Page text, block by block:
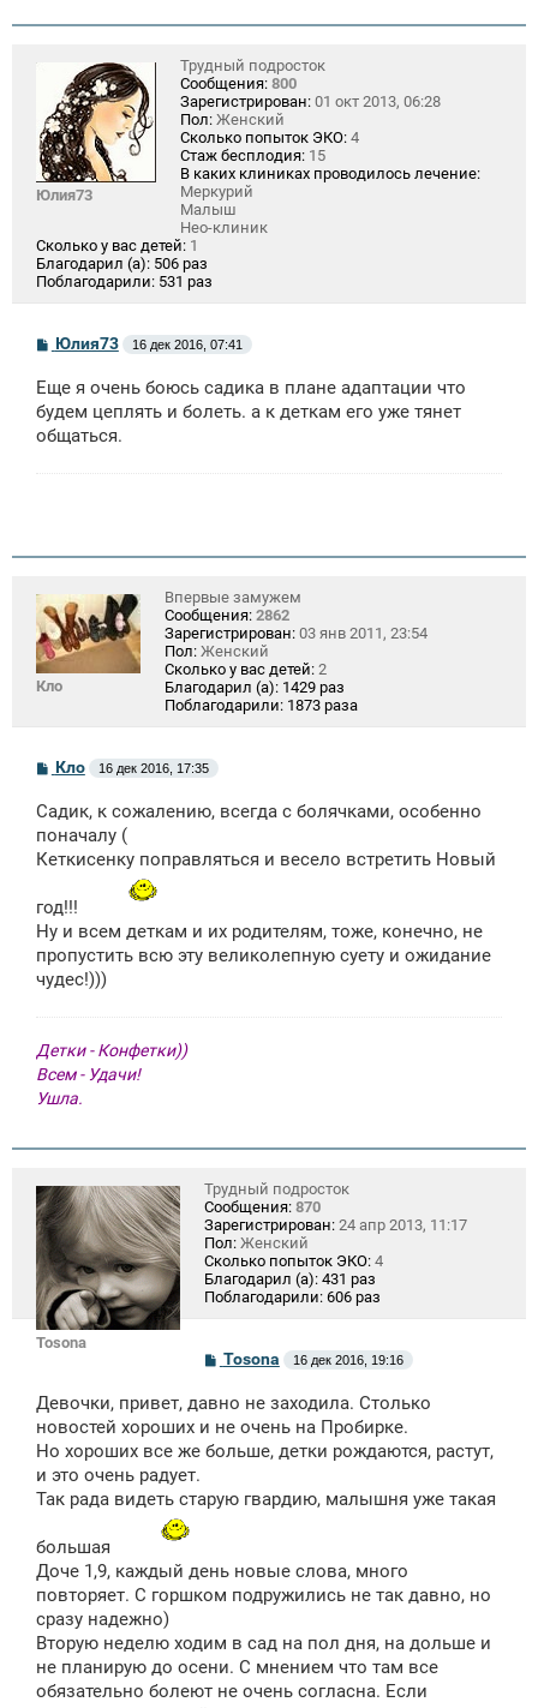
Юлия73
Трудный подросток
Сообщения: 800
Зарегистрирован: 01 окт 2013, 06:28
Пол: Женский
Сколько попыток ЭКО: 4
Стаж бесплодия: 15
В каких клиниках проводилось лечение:
Меркурий
Малыш
Нео-клиник
Сколько у вас детей: 1
Благодарил (а): 506 раз
Поблагодарили: 531 раз
С
б
щ
е
н
Юлия73 16 дек 2016, 07:41
Еще я очень боюсь садика в плане адаптации что
будем цеплять и болеть. а к деткам его уже тянет
общаться.
Кло
Впервые замужем
Сообщения: 2862
Зарегистрирован: 03 янв 2011, 23:54
Пол: Женский
Сколько у вас детей: 2
Благодарил (а): 1429 раз
Поблагодарили: 1873 раза
С
б
щ
н
Кло 16 дек 2016, 17:35
Садик, к сожалению, всегда с болячками, особенно
поначалу (
Кеткисенку поправляться и весело встретить Новый
год!!!
Ну и всем деткам и их родителям, тоже, конечно, не
пропустить всю эту великолепную суету и ожидание
чудес!)))
Детки - Конфетки))
Всем - Удачи!
Ушла.
Tosona
Трудный подросток
Сообщения: 870
Зарегистрирован: 24 апр 2013, 11:17
Пол: Женский
Сколько попыток ЭКО: 4
Благодарил (а): 431 раз
Поблагодарили: 606 раз
С
б
щ
н
Tosona 16 дек 2016, 19:16
Девочки, привет, давно не заходила. Столько
новостей хороших и не очень на Пробирке.
Но хороших все же больше, детки рождаются, растут,
и это очень радует.
Так рада видеть старую гвардию, малышня уже такая
большая
Доче 1,9, каждый день новые слова, много
повторяет. С горшком подружились не так давно, но
сразу надежно)
Вторую неделю ходим в сад на пол дня, на дольше и
не планирую до осени. С мнением что там все
обязательно болеют не очень согласна. Если